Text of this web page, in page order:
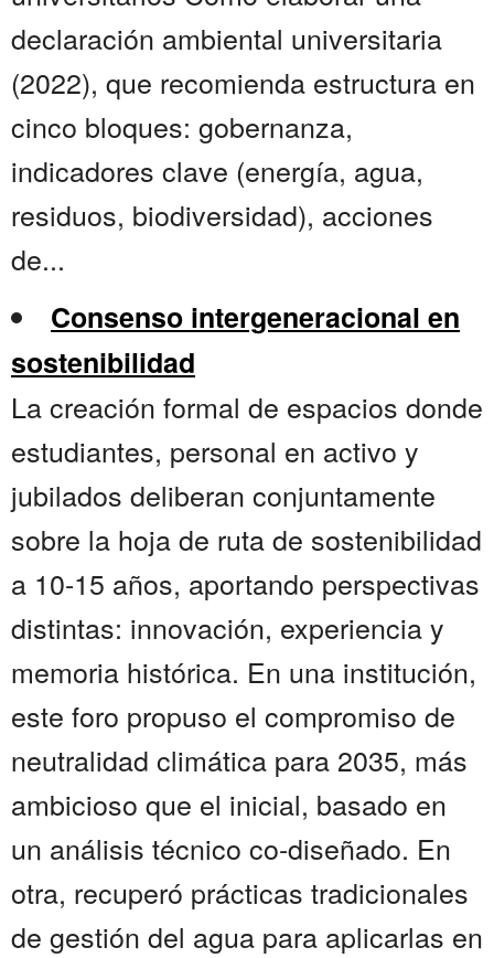
declaración ambiental universitaria
(2022), que recomienda estructura en
cinco bloques: gobernanza,
indicadores clave (energía, agua,
residuos, biodiversidad), acciones
de...
Consenso intergeneracional en
sostenibilidad
La creación formal de espacios donde
estudiantes, personal en activo y
jubilados deliberan conjuntamente
sobre la hoja de ruta de sostenibilidad
a 10-15 años, aportando perspectivas
distintas: innovación, experiencia y
memoria histórica. En una institución,
este foro propuso el compromiso de
neutralidad climática para 2035, más
ambicioso que el inicial, basado en
un análisis técnico co-diseñado. En
otra, recuperó prácticas tradicionales
de gestión del agua para aplicarlas en